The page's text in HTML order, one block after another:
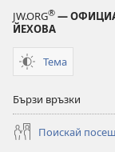
JW.ORG® —
ЙЕХОВА
Тема
Бързи връзки
Поискай